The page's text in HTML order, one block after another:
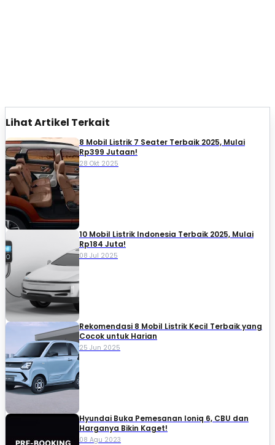
Lihat Artikel Terkait
8 Mobil Listrik 7 Seater Terbaik 2025, Mulai
Rp399 Jutaan!
28 Okt 2025
10 Mobil Listrik Indonesia Terbaik 2025, Mulai
Rp184 Juta!
08 Jul 2025
Rekomendasi 8 Mobil Listrik Kecil Terbaik yang
Cocok untuk Harian
25 Jun 2025
Hyundai Buka Pemesanan Ioniq 6, CBU dan
Harganya Bikin Kaget!
08 Agu 2023